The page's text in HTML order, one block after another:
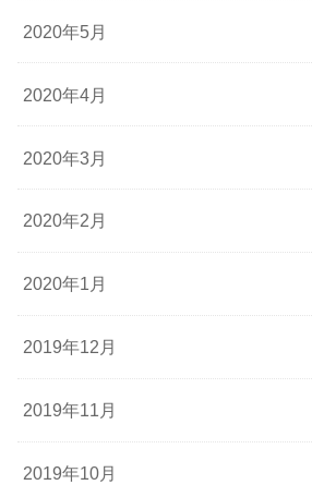
2020年5月
2020年4月
2020年3月
2020年2月
2020年1月
2019年12月
2019年11月
2019年10月